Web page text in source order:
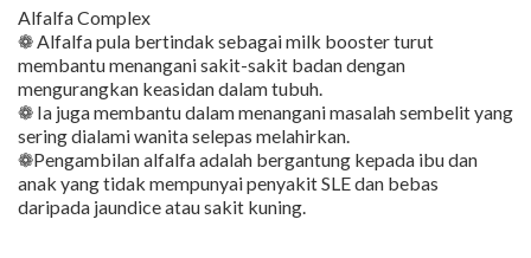
Alfalfa Complex
❁ Alfalfa pula bertindak sebagai milk booster turut
membantu menangani sakit-sakit badan dengan
mengurangkan keasidan dalam tubuh.
❁ Ia juga membantu dalam menangani masalah sembelit yang
sering dialami wanita selepas melahirkan.
❁Pengambilan alfalfa adalah bergantung kepada ibu dan
anak yang tidak mempunyai penyakit SLE dan bebas
daripada jaundice atau sakit kuning.